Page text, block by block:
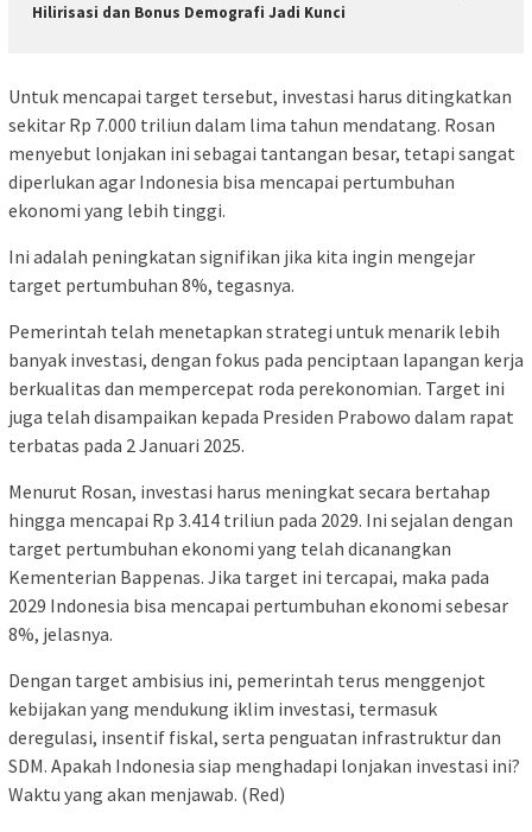
Hilirisasi dan Bonus Demografi Jadi Kunci
Untuk mencapai target tersebut, investasi harus ditingkatkan
sekitar Rp 7.000 triliun dalam lima tahun mendatang. Rosan
menyebut lonjakan ini sebagai tantangan besar, tetapi sangat
diperlukan agar Indonesia bisa mencapai pertumbuhan
ekonomi yang lebih tinggi.
Ini adalah peningkatan signifikan jika kita ingin mengejar
target pertumbuhan 8%, tegasnya.
Pemerintah telah menetapkan strategi untuk menarik lebih
banyak investasi, dengan fokus pada penciptaan lapangan kerja
berkualitas dan mempercepat roda perekonomian. Target ini
juga telah disampaikan kepada Presiden Prabowo dalam rapat
terbatas pada 2 Januari 2025.
Menurut Rosan, investasi harus meningkat secara bertahap
hingga mencapai Rp 3.414 triliun pada 2029. Ini sejalan dengan
target pertumbuhan ekonomi yang telah dicanangkan
Kementerian Bappenas. Jika target ini tercapai, maka pada
2029 Indonesia bisa mencapai pertumbuhan ekonomi sebesar
8%, jelasnya.
Dengan target ambisius ini, pemerintah terus menggenjot
kebijakan yang mendukung iklim investasi, termasuk
deregulasi, insentif fiskal, serta penguatan infrastruktur dan
SDM. Apakah Indonesia siap menghadapi lonjakan investasi ini?
Waktu yang akan menjawab. (Red)